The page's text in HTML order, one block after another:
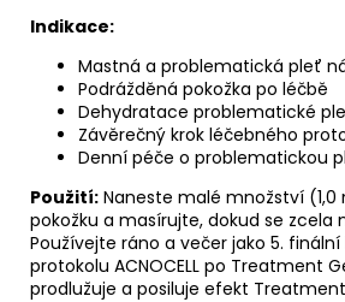
Indikace:
Mastná a problematická pleť
Podrážděná pokožka po léčbě
Dehydratace problematické
Závěrečný krok léčebného
Denní péče o problematickou
Použití: Naneste malé množství (1,0
pokožku a masírujte, dokud se zcela
Používejte ráno a večer jako 5.
protokolu ACNOCELL po Treatment
prodlužuje a posiluje efekt